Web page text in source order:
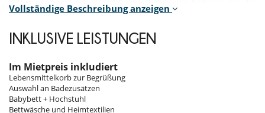
also air conditioning, safe, balcony.
Room 3
Room, Ground level. This bedroom has 2 twin beds. Bathroom shared,
conditioning, balcony.
Indoors
Vollständige Beschreibung anzeigen
INKLUSIVE LEISTUNGEN
Im Mietpreis inkludiert
Lebensmittelkorb zur Begrüßung
Auswahl an Badezusätzen
Babybett + Hochstuhl
Bettwäsche und Heimtextilien